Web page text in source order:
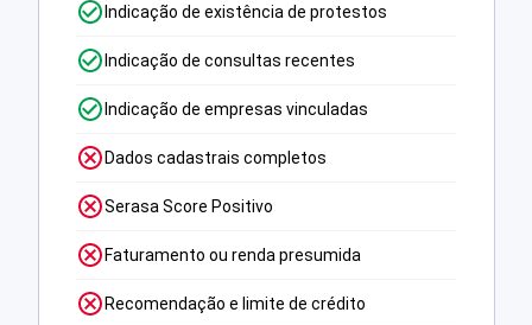
Indicação de existência de protestos
Indicação de consultas recentes
Indicação de empresas vinculadas
Dados cadastrais completos
Serasa Score Positivo
Faturamento ou renda presumida
Recomendação e limite de crédito